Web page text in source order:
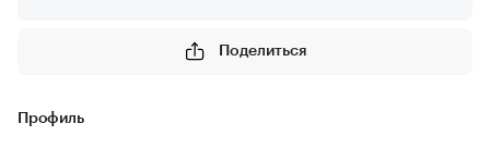
Поделиться
Профиль